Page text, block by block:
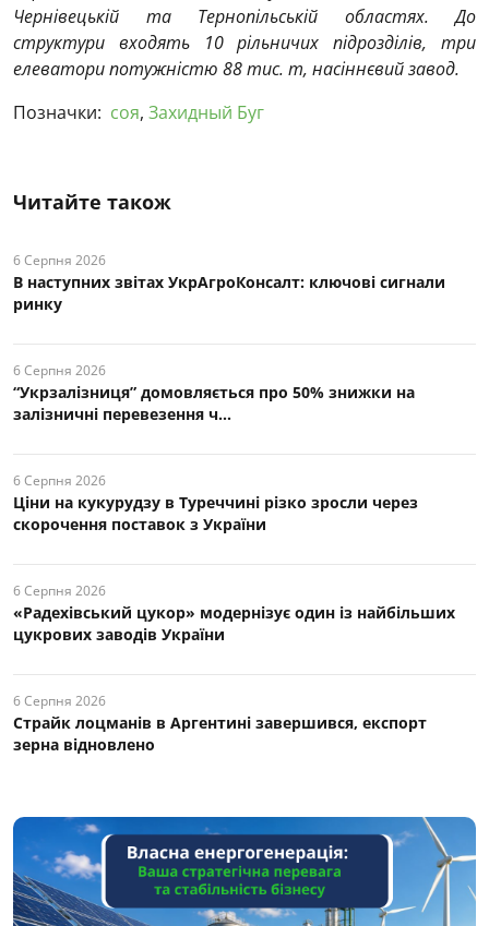
Чернівецькій та Тернопільській областях. До
структури входять 10 рільничих підрозділів, три
елеватори потужністю 88 тис. т, насіннєвий завод.
Позначки: соя, Захидный Буг
Читайте також
6 Серпня 2026
В наступних звітах УкрАгроКонсалт: ключові cигнали
ринку
6 Серпня 2026
“Укрзалізниця” домовляється про 50% знижки на
залізничні перевезення ч...
6 Серпня 2026
Ціни на кукурудзу в Туреччині різко зросли через
скорочення поставок з України
6 Серпня 2026
«Радехівський цукор» модернізує один із найбільших
цукрових заводів України
6 Серпня 2026
Страйк лоцманів в Аргентині завершився, експорт
зерна відновлено